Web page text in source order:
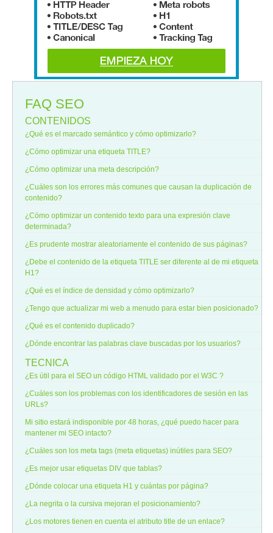
FAQ SEO
CONTENIDOS
¿Qué es el marcado semántico y cómo optimizarlo?
¿Cómo optimizar una etiqueta TITLE?
¿Cómo optimizar una meta descripción?
¿Cuáles son los errores más comunes que causan la duplicación de
contenido?
¿Cómo optimizar un contenido texto para una expresión clave
determinada?
¿Es prudente mostrar aleatoriamente el contenido de sus páginas?
¿Debe el contenido de la etiqueta TITLE ser diferente al de mi etiqueta
H1?
¿Qué es el índice de densidad y cómo optimizarlo?
¿Tengo que actualizar mi web a menudo para estar bien posicionado?
¿Qué es el contenido duplicado?
¿Dónde encontrar las palabras clave buscadas por los usuarios?
TECNICA
¿Es útil para el SEO un código HTML validado por el W3C ?
¿Cuáles son los problemas con los identificadores de sesión en las
URLs?
Mi sitio estará indisponible por 48 horas, ¿qué puedo hacer para
mantener mi SEO intacto?
¿Cuáles son los meta tags (meta etiquetas) inútiles para SEO?
¿Es mejor usar etiquetas DIV que tablas?
¿Dónde colocar una etiqueta H1 y cuántas por página?
¿La negrita o la cursiva mejoran el posicionamiento?
¿Los motores tienen en cuenta el atributo title de un enlace?